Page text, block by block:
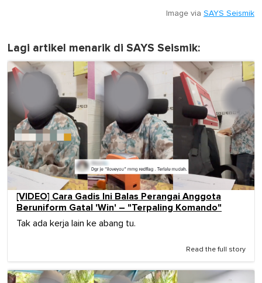
Image via SAYS Seismik
Lagi artikel menarik di SAYS Seismik:
[VIDEO] Cara Gadis Ini Balas Perangai Anggota
Beruniform Gatal 'Win' – "Terpaling Komando"
Tak ada kerja lain ke abang tu.
Read the full story